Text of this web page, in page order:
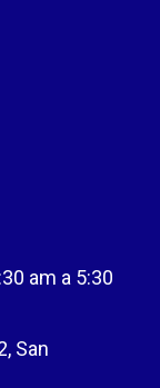
am a 5:30
San